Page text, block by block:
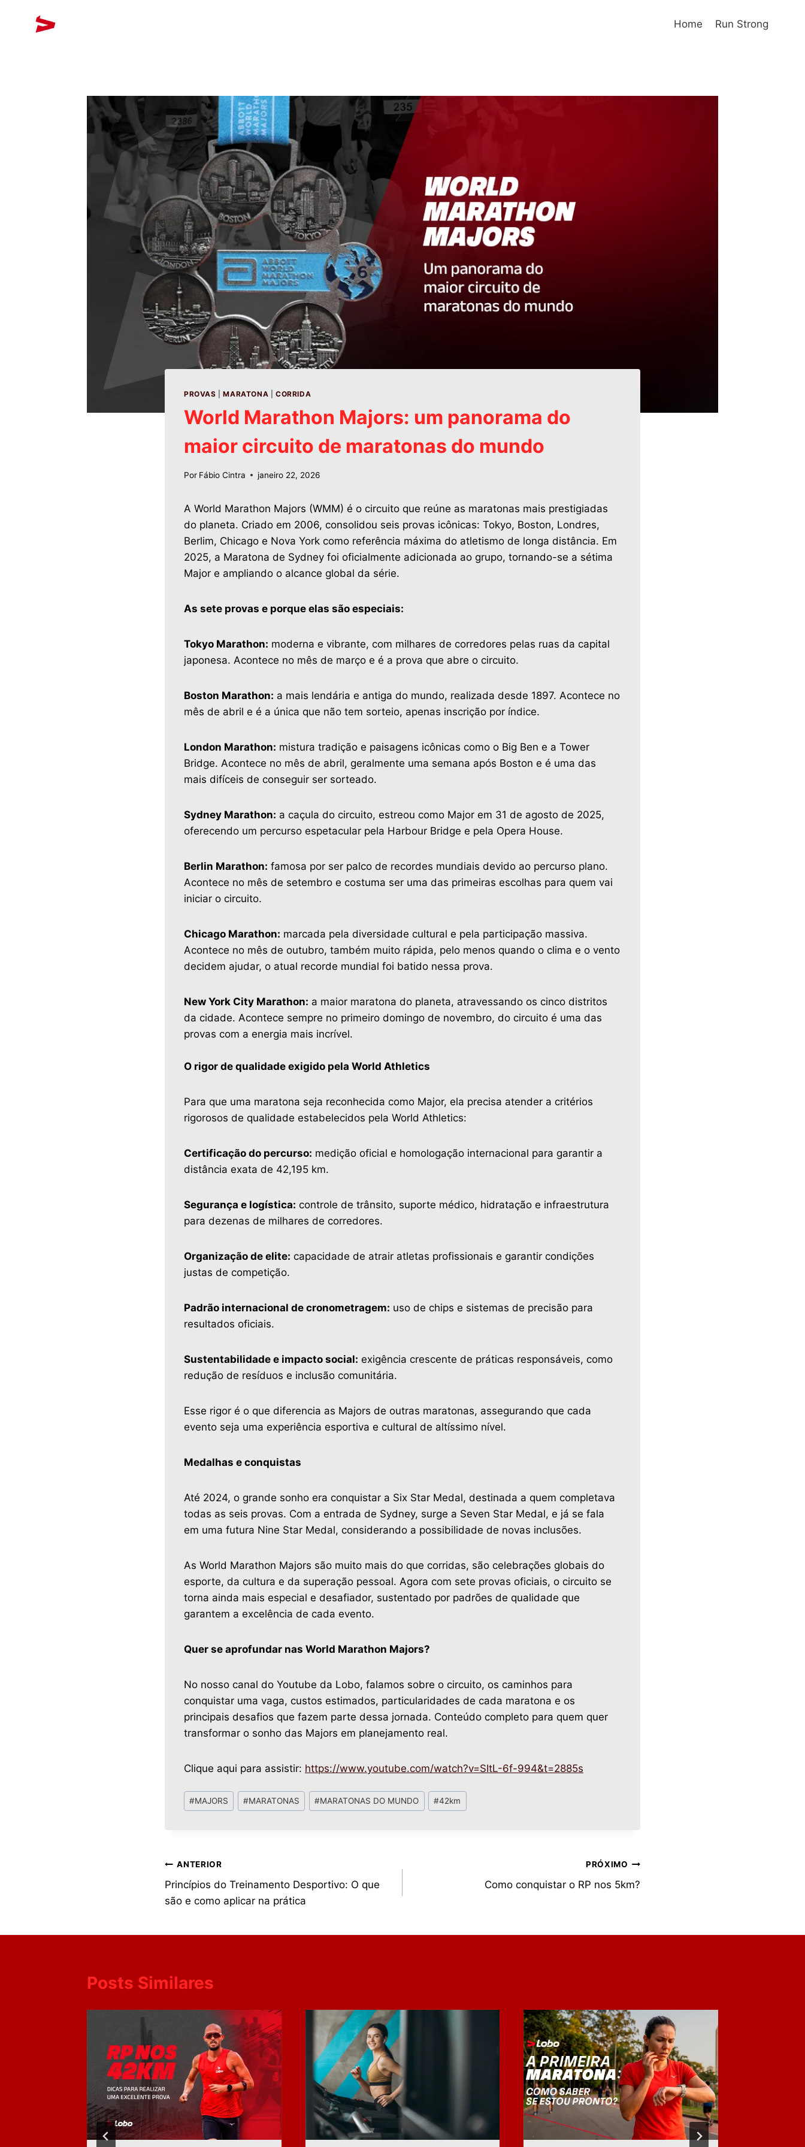
Home Run Strong
PROVAS |MARATONA CORRIDA
World Marathon Majors: um panorama do
maior circuito de maratonas do mundo
Por Fábio Cintra janeiro 22, 2026
A World Marathon Majors (WMM) é o circuito que reúne as maratonas mais prestigiadas
do planeta. Criado em 2006, consolidou seis provas icônicas: Tokyo, Boston, Londres,
Berlim, Chicago e Nova York como referência máxima do atletismo de longa distância. Em
2025, a Maratona de Sydney foi oficialmente adicionada ao grupo, tornando-se a sétima
Major e ampliando o alcance global da série.
As sete provas e porque elas são especiais:
Tokyo Marathon: moderna e vibrante, com milhares de corredores pelas ruas da capital
japonesa. Acontece no mês de março e é a prova que abre o circuito.
Boston Marathon: a mais lendária e antiga do mundo, realizada desde 1897. Acontece no
mês de abril e é a única que não tem sorteio, apenas inscrição por índice.
London Marathon: mistura tradição e paisagens icônicas como o Big Ben e a Tower
Bridge. Acontece no mês de abril, geralmente uma semana após Boston e é uma das
mais difíceis de conseguir ser sorteado.
Sydney Marathon: a caçula do circuito, estreou como Major em 31 de agosto de 2025,
oferecendo um percurso espetacular pela Harbour Bridge e pela Opera House.
Berlin Marathon: famosa por ser palco de recordes mundiais devido ao percurso plano.
Acontece no mês de setembro e costuma ser uma das primeiras escolhas para quem vai
iniciar o circuito.
Chicago Marathon: marcada pela diversidade cultural e pela participação massiva.
Acontece no mês de outubro, também muito rápida, pelo menos quando o clima e o vento
decidem ajudar, o atual recorde mundial foi batido nessa prova.
New York City Marathon: a maior maratona do planeta, atravessando os cinco distritos
da cidade. Acontece sempre no primeiro domingo de novembro, do circuito é uma das
provas com a energia mais incrível.
O rigor de qualidade exigido pela World Athletics
Para que uma maratona seja reconhecida como Major, ela precisa atender a critérios
rigorosos de qualidade estabelecidos pela World Athletics:
Certificação do percurso: medição oficial e homologação internacional para garantir a
distância exata de 42,195 km.
Segurança e logística: controle de trânsito, suporte médico, hidratação e infraestrutura
para dezenas de milhares de corredores.
Organização de elite: capacidade de atrair atletas profissionais e garantir condições
justas de competição.
Padrão internacional de cronometragem: uso de chips e sistemas de precisão para
resultados oficiais.
Sustentabilidade e impacto social: exigência crescente de práticas responsáveis, como
redução de resíduos e inclusão comunitária.
Esse rigor é o que diferencia as Majors de outras maratonas, assegurando que cada
evento seja uma experiência esportiva e cultural de altíssimo nível.
Medalhas e conquistas
Até 2024, o grande sonho era conquistar a Six Star Medal, destinada a quem completava
todas as seis provas. Com a entrada de Sydney, surge a Seven Star Medal, e já se fala
em uma futura Nine Star Medal, considerando a possibilidade de novas inclusões.
As World Marathon Majors são muito mais do que corridas, são celebrações globais do
esporte, da cultura e da superação pessoal. Agora com sete provas oficiais, o circuito se
torna ainda mais especial e desafiador, sustentado por padrões de qualidade que
garantem a excelência de cada evento.
Quer se aprofundar nas World Marathon Majors?
No nosso canal do Youtube da Lobo, falamos sobre o circuito, os caminhos para
conquistar uma vaga, custos estimados, particularidades de cada maratona e os
principais desafios que fazem parte dessa jornada. Conteúdo completo para quem quer
transformar o sonho das Majors em planejamento real.
Clique aqui para assistir: https://www.youtube.com/watch?v=SItL-6f-994&t=2885s
#MAJORS #MARATONAS #MARATONAS DO MUNDO #42km
ANTERIOR
Princípios do Treinamento Desportivo: O que
são e como aplicar na prática
PRÓXIMO
Como conquistar o RP nos 5km?
Posts Similares